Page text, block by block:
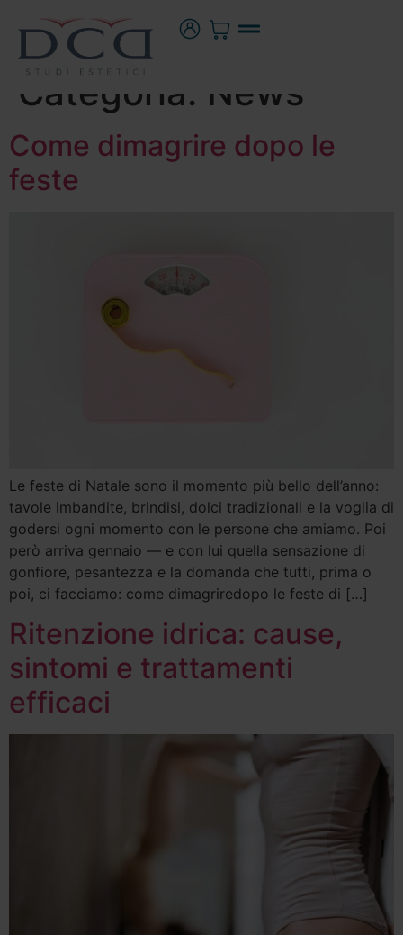
Categoria: News
Come dimagrire dopo le
feste
Le feste di Natale sono il momento più bello dell’anno:
tavole imbandite, brindisi, dolci tradizionali e la voglia di
godersi ogni momento con le persone che amiamo. Poi
però arriva gennaio — e con lui quella sensazione di
gonfiore, pesantezza e la domanda che tutti, prima o
poi, ci facciamo: come dimagriredopo le feste di […]
Ritenzione idrica: cause,
sintomi e trattamenti
efficaci